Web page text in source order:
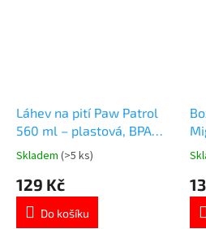
Láhev na pití Paw Patrol
560 ml – plastová, BPA
free, šroubovací víčko
Průměrné
produktu
5,0
Skladem (>5 ks)
129 Kč
Do košíku
5,0